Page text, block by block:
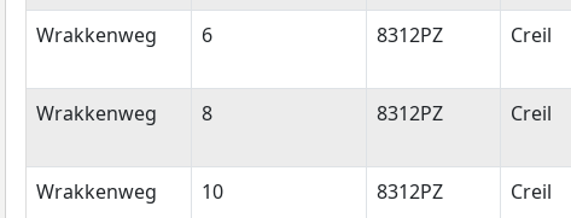
Wrakkenweg 6 8312PZ Creil
Wrakkenweg 8 8312PZ Creil
Wrakkenweg 10 8312PZ Creil